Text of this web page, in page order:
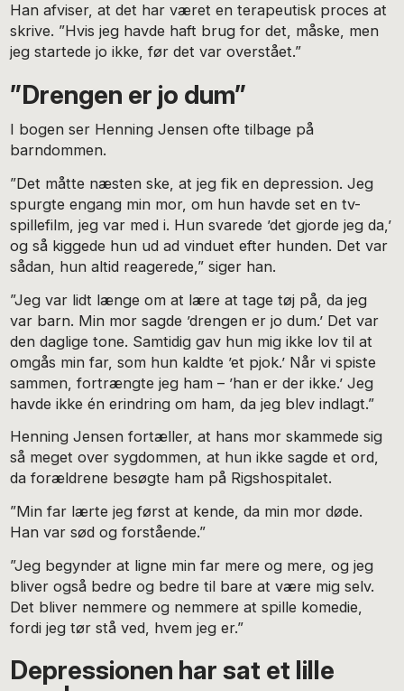
Han afviser, at det har været en terapeutisk proces at
skrive. ”Hvis jeg havde haft brug for det, måske, men
jeg startede jo ikke, før det var overstået.”
”Drengen er jo dum”
I bogen ser Henning Jensen ofte tilbage på
barndommen.
”Det måtte næsten ske, at jeg fik en depression. Jeg
spurgte engang min mor, om hun havde set en tv-
spillefilm, jeg var med i. Hun svarede ’det gjorde jeg da,’
og så kiggede hun ud ad vinduet efter hunden. Det var
sådan, hun altid reagerede,” siger han.
”Jeg var lidt længe om at lære at tage tøj på, da jeg
var barn. Min mor sagde ’drengen er jo dum.’ Det var
den daglige tone. Samtidig gav hun mig ikke lov til at
omgås min far, som hun kaldte ’et pjok.’ Når vi spiste
sammen, fortrængte jeg ham – ’han er der ikke.’ Jeg
havde ikke én erindring om ham, da jeg blev indlagt.”
Henning Jensen fortæller, at hans mor skammede sig
så meget over sygdommen, at hun ikke sagde et ord,
da forældrene besøgte ham på Rigshospitalet.
”Min far lærte jeg først at kende, da min mor døde.
Han var sød og forstående.”
”Jeg begynder at ligne min far mere og mere, og jeg
bliver også bedre og bedre til bare at være mig selv.
Det bliver nemmere og nemmere at spille komedie,
fordi jeg tør stå ved, hvem jeg er.”
Depressionen har sat et lille